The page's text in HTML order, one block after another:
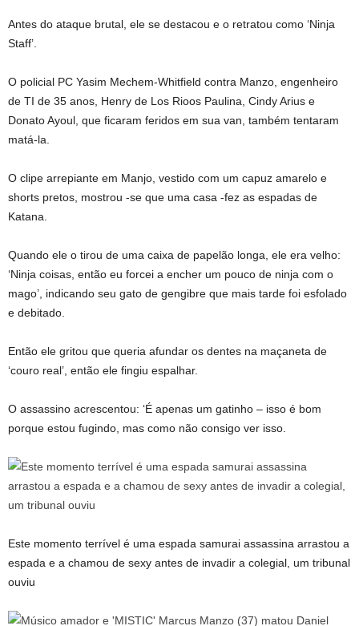
Antes do ataque brutal, ele se destacou e o retratou como ‘Ninja
Staff’.
O policial PC Yasim Mechem-Whitfield contra Manzo, engenheiro
de TI de 35 anos, Henry de Los Rioos Paulina, Cindy Arius e
Donato Ayoul, que ficaram feridos em sua van, também tentaram
matá-la.
O clipe arrepiante em Manjo, vestido com um capuz amarelo e
shorts pretos, mostrou -se que uma casa -fez as espadas de
Katana.
Quando ele o tirou de uma caixa de papelão longa, ele era velho:
‘Ninja coisas, então eu forcei a encher um pouco de ninja com o
mago’, indicando seu gato de gengibre que mais tarde foi esfolado
e debitado.
Então ele gritou que queria afundar os dentes na maçaneta de
‘couro real’, então ele fingiu espalhar.
O assassino acrescentou: ‘É apenas um gatinho – isso é bom
porque estou fugindo, mas como não consigo ver isso.
Este momento terrível é uma espada samurai assassina arrastou a
espada e a chamou de sexy antes de invadir a colegial, um tribunal
ouviu